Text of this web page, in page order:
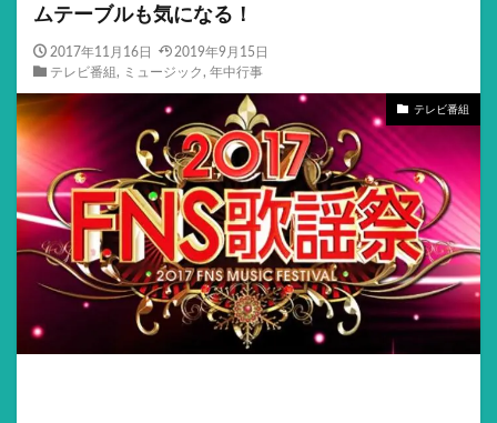
ムテーブルも気になる！
2017年11月16日
2019年9月15日
テレビ番組 , ミュージック , 年中行事
テレビ番組